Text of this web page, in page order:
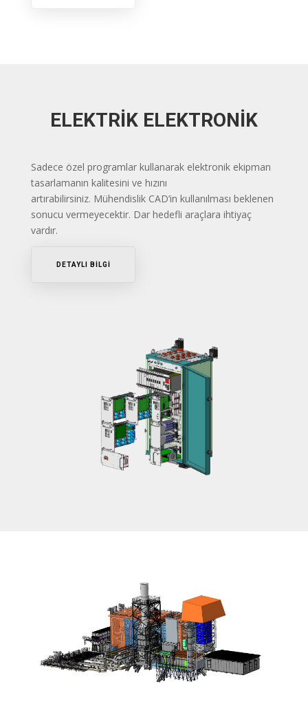
ELEKTRİK ELEKTRONİK
Sadece özel programlar kullanarak elektronik ekipman
tasarlamanın kalitesini ve hızını
artırabilirsiniz. Mühendislik CAD’in kullanılması beklenen
sonucu vermeyecektir. Dar hedefli araçlara ihtiyaç
vardır.
DETAYLI BİLGİ